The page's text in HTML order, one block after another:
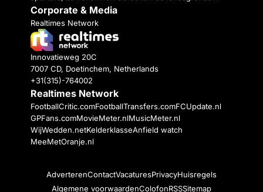
Corporate & Media
Realtimes Network
Innovatieweg 20C
7007 CD, Doetinchem, Netherlands
+31(315)-764002
Realtimes Network
FootballCritic.comFootballTransfers.comFCUpdate.nl
GPFans.comMovieMeter.nlMusicMeter.nl
WijWedden.netKelderklasseAnfield watch
MeeMetOranje.nl
AdverterenContactVacaturesPrivacyHuisregels
Algemene voorwaardenColofonRSSSitemap